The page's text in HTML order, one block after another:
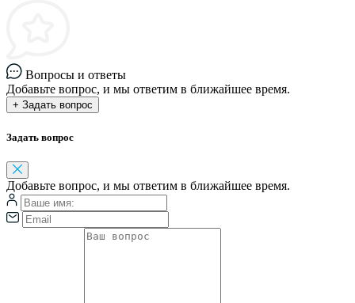
Вопросы и ответы
Добавьте вопрос, и мы ответим в ближайшее время.
+ Задать вопрос
Задать вопрос
Добавьте вопрос, и мы ответим в ближайшее время.